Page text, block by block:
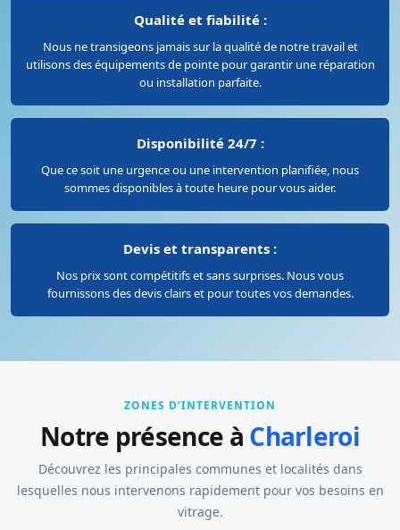
Qualité et fiabilité :
Nous ne transigeons jamais sur la qualité de notre travail et
utilisons des équipements de pointe pour garantir une réparation
ou installation parfaite.
Disponibilité 24/7 :
Que ce soit une urgence ou une intervention planifiée, nous
sommes disponibles à toute heure pour vous aider.
Devis et transparents :
Nos prix sont compétitifs et sans surprises. Nous vous
fournissons des devis clairs et pour toutes vos demandes.
ZONES D’INTERVENTION
Notre présence à Charleroi
Découvrez les principales communes et localités dans
lesquelles nous intervenons rapidement pour vos besoins en
vitrage.